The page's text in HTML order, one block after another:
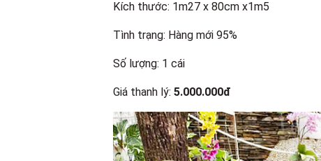
Kích thước: 1m27 x 80cm x1m5
Tình trạng: Hàng mới 95%
Số lượng: 1 cái
Giá thanh lý: 5.000.000đ